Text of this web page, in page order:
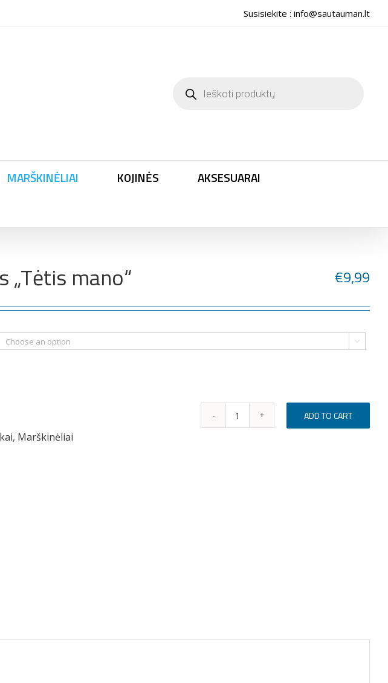
Susisiekite : info@sautauman.lt
search
MARŠKINĖLIAI KOJINĖS
AKSESUARAI
„Tėtis mano“ €9,99

Bodžiukas
ADD TO CART
, Marškinėliai